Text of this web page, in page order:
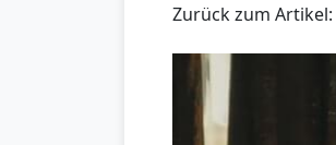
Zurück zum Artikel: